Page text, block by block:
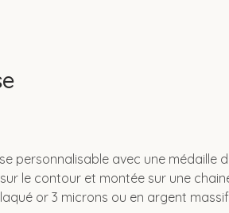
personnalisable avec une médaille
le contour et montée sur une
or 3 microns ou en argent